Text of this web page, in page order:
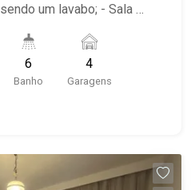
um lavabo; - Sala de
com banheiro; -
- 04 vagas de garagem,
com portaria
- Próximo ao Colégio
Olhos dÁgua e Av.
6
Banho
4
Garagens